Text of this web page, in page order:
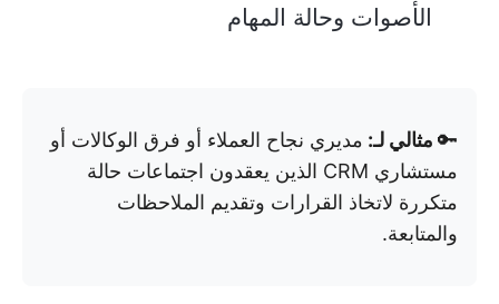
الأصوات وحالة المهام
🔑 مثالي لـ: مديري نجاح العملاء أو فرق الوكالات أو
مستشاري CRM الذين يعقدون اجتماعات حالة
متكررة لاتخاذ القرارات وتقديم الملاحظات
والمتابعة.